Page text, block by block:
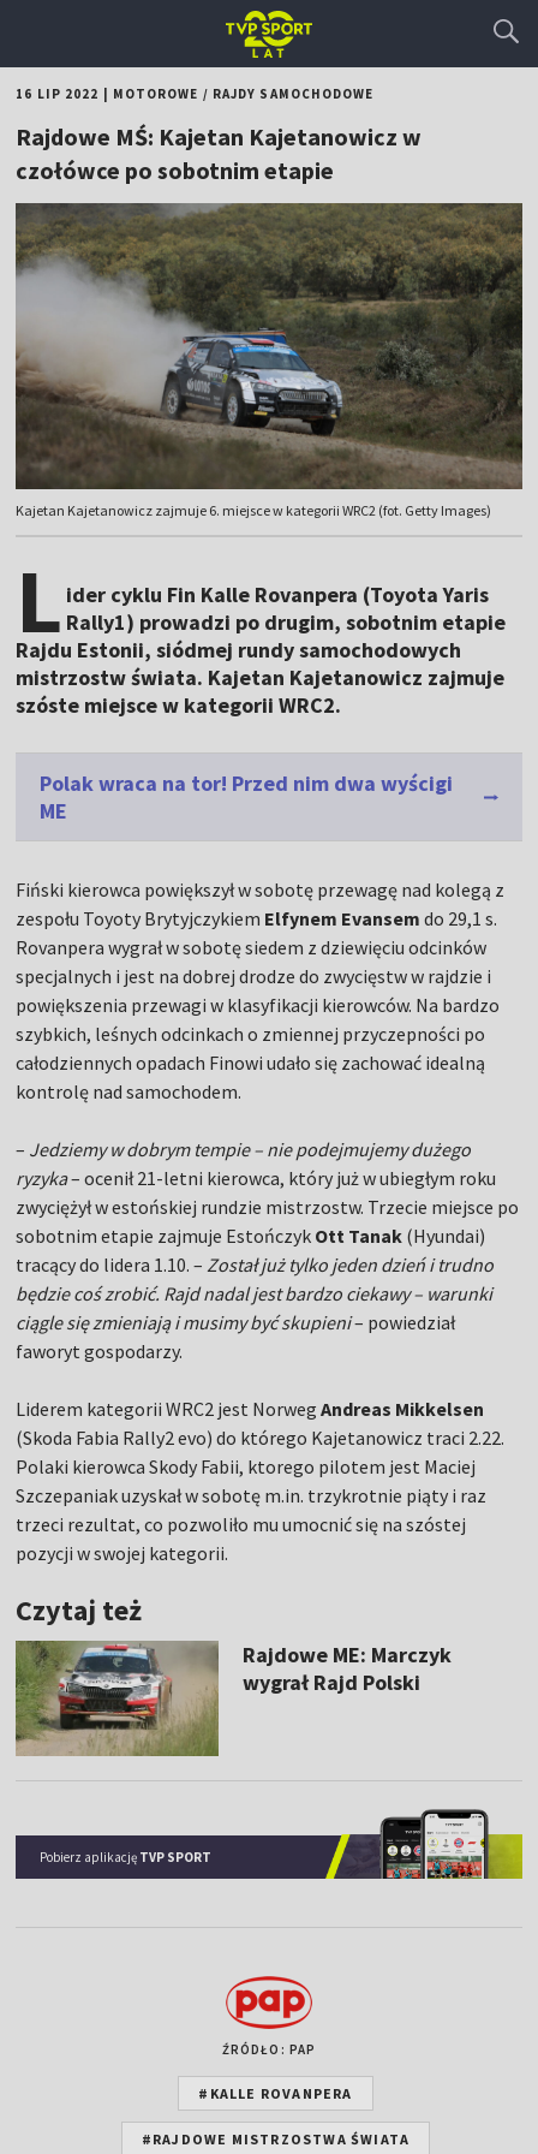
16 LIP 2022 MOTOROWE / RAJDY SAMOCHODOWE
Rajdowe MŚ: Kajetan Kajetanowicz w
czołówce po sobotnim etapie
Kajetan Kajetanowicz zajmuje 6. miejsce w kategorii WRC2 (fot. Getty Images)
L ider cyklu Fin Kalle Rovanpera (Toyota Yaris
Rally1) prowadzi po drugim, sobotnim etapie
Rajdu Estonii, siódmej rundy samochodowych
mistrzostw świata. Kajetan Kajetanowicz zajmuje
szóste miejsce w kategorii WRC2.
Polak wraca na tor! Przed nim dwa wyścigi
ME
Fiński kierowca powiększył w sobotę przewagę nad kolegą z
zespołu Toyoty Brytyjczykiem Elfynem Evansem do 29,1 s.
Rovanpera wygrał w sobotę siedem z dziewięciu odcinków
specjalnych i jest na dobrej drodze do zwycięstw w rajdzie i
powiększenia przewagi w klasyfikacji kierowców. Na bardzo
szybkich, leśnych odcinkach o zmiennej przyczepności po
całodziennych opadach Finowi udało się zachować idealną
kontrolę nad samochodem.
– Jedziemy w dobrym tempie – nie podejmujemy dużego
ryzyka– ocenił 21-letni kierowca, który już w ubiegłym roku
zwyciężył w estońskiej rundzie mistrzostw. Trzecie miejsce po
sobotnim etapie zajmuje Estończyk Ott Tanak (Hyundai)
tracący do lidera 1.10. –Został już tylko jeden dzień i trudno
będzie coś zrobić. Rajd nadal jest bardzo ciekawy – warunki
ciągle się zmieniają i musimy być skupieni– powiedział
faworyt gospodarzy.
Liderem kategorii WRC2 jest NorwegAndreas Mikkelsen
(Skoda Fabia Rally2 evo) do którego Kajetanowicz traci 2.22.
Polaki kierowca Skody Fabii, ktorego pilotem jest Maciej
Szczepaniak uzyskał w sobotę m.in. trzykrotnie piąty i raz
trzeci rezultat, co pozwoliło mu umocnić się na szóstej
pozycji w swojej kategorii.
Czytaj też
Rajdowe ME: Marczyk
wygrał Rajd Polski
Pobierz aplikację TVP SPORT
ŹRÓDŁO: PAP
#KALLE ROVANPERA
#RAJDOWE MISTRZOSTWA ŚWIATA